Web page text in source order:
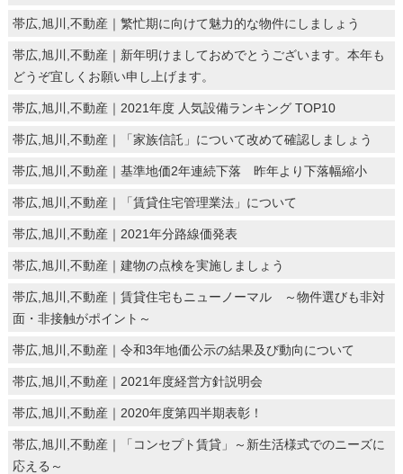
帯広,旭川,不動産｜繁忙期に向けて魅力的な物件にしましょう
帯広,旭川,不動産｜新年明けましておめでとうございます。本年も
どうぞ宜しくお願い申し上げます。
帯広,旭川,不動産｜2021年度 人気設備ランキング TOP10
帯広,旭川,不動産｜「家族信託」について改めて確認しましょう
帯広,旭川,不動産｜基準地価2年連続下落 昨年より下落幅縮小
帯広,旭川,不動産｜「賃貸住宅管理業法」について
帯広,旭川,不動産｜2021年分路線価発表
帯広,旭川,不動産｜建物の点検を実施しましょう
帯広,旭川,不動産｜賃貸住宅もニューノーマル ～物件選びも非対
面・非接触がポイント～
帯広,旭川,不動産｜令和3年地価公示の結果及び動向について
帯広,旭川,不動産｜2021年度経営方針説明会
帯広,旭川,不動産｜2020年度第四半期表彰！
帯広,旭川,不動産｜「コンセプト賃貸」～新生活様式でのニーズに
応える～